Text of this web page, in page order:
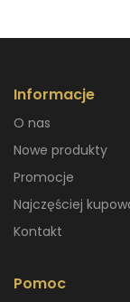
Informacje
O nas
Nowe produkty
Promocje
Najczęściej
Kontakt
Pomoc